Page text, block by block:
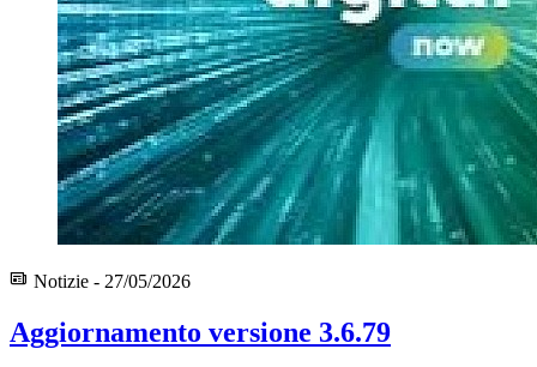
Notizie - 27/05/2026
Aggiornamento versione 3.6.79